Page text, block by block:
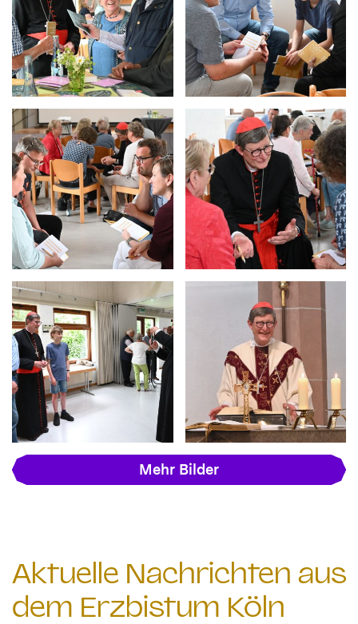
Mehr Bilder
Aktuelle Nachrichten aus
dem Erzbistum Köln